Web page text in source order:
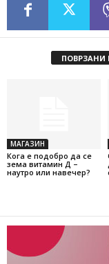
ПОВРЗАНИ
МАГАЗИН
Кога е подобро да се
зема витамин Д –
наутро или навечер?